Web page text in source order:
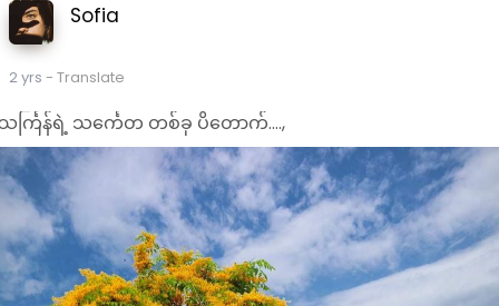
Sofia
2 yrs - Translate
င်္ကြန်ရဲ့ သင်္ကေတ တစ်ခု ပိတောက်....,